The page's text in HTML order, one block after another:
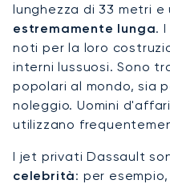
lunghezza di 33 metri e
estremamente lunga.
noti per la loro
interni lussuosi. Sono
popolari al mondo, sia
noleggio. Uomini
utilizzano
I jet privati Dassault
celebrità: per